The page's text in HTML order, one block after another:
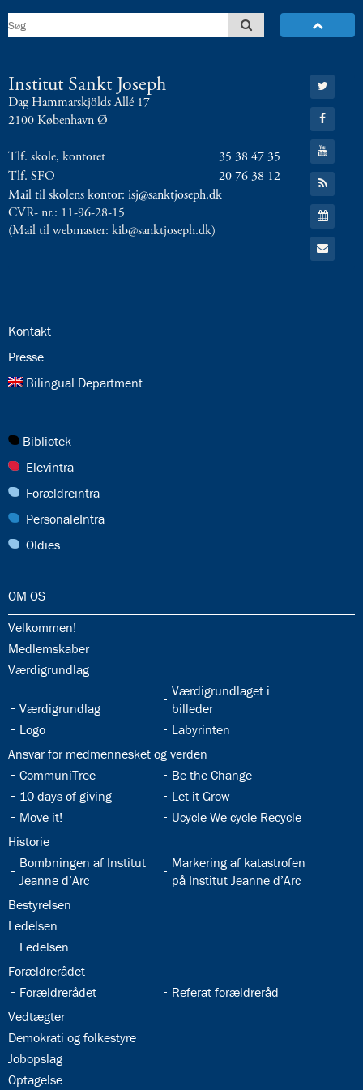
Department
indlæg:
10.
klasses
skoledagForrige
indlæg:
Kom
til
Oldies
Institut Sankt Joseph
Dag Hammarskjölds Allé 17
2100 København Ø
Tlf. skole, kontoret
35 38 47 35
Tlf. SFO
20 76 38 12
Mail til skolens kontor: isj@sanktjoseph.dk
CVR- nr.: 11-96-28-15
(Mail til webmaster: kib@sanktjoseph.dk)
Gå
til:
Twitter
Gå
til:
Facebook
Gå
til:
YouTube
Gå
til:
RSS
feed
Gå
til:
Kalender
Gå
til:
24.0:
Kontakt
25.0:
Presse
26.0:
Bilingual Department
27.0:
Bibliotek
28.0:
Elevintra
29.0:
Forældreintra
30.0:
PersonaleIntra
31.0:
Oldies
32.0:
OM OS
32.1:
Velkommen!
32.2:
Medlemskaber
32.3:
Værdigrundlag
32.4:
Værdigrundlag
32.5:
Værdigrundlaget i
billeder
32.6:
Logo 32.7:
Labyrinten
32.8:
Ansvar for medmennesket og verden
32.9:
CommuniTree 32.10:
Be the Change
32.11:
10 days of giving 32.12:
Let it Grow
32.13:
Move it! 32.14:
Ucycle We cycle Recycle
32.15:
Historie
32.16:
Bombningen af Institut
Jeanne d’Arc
32.17:
Markering af katastrofen
på Institut Jeanne d’Arc
32.18:
Bestyrelsen
32.19:
Ledelsen
32.20:
Ledelsen
32.21:
Forældrerådet
32.22:
Forældrerådet 32.23:
Referat forældreråd
32.24:
Vedtægter
32.25:
Demokrati og folkestyre
32.26:
Jobopslag
32.27:
Optagelse